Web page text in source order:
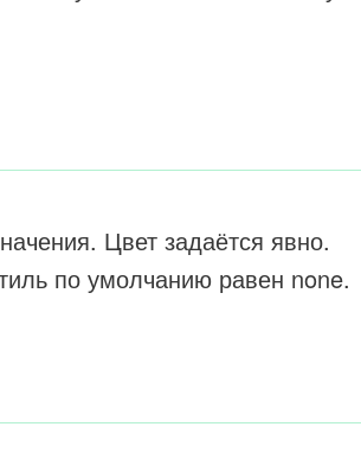
Цвет задаётся явно.
по умолчанию равен none.